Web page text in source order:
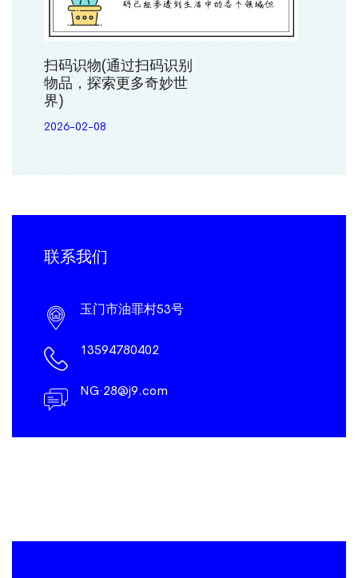
扫码识物(通过扫码识别
物品，探索更多奇妙世
界)
2026-02-08
联系我们
玉门市油罪村53号
13594780402
NG·28@j9.com